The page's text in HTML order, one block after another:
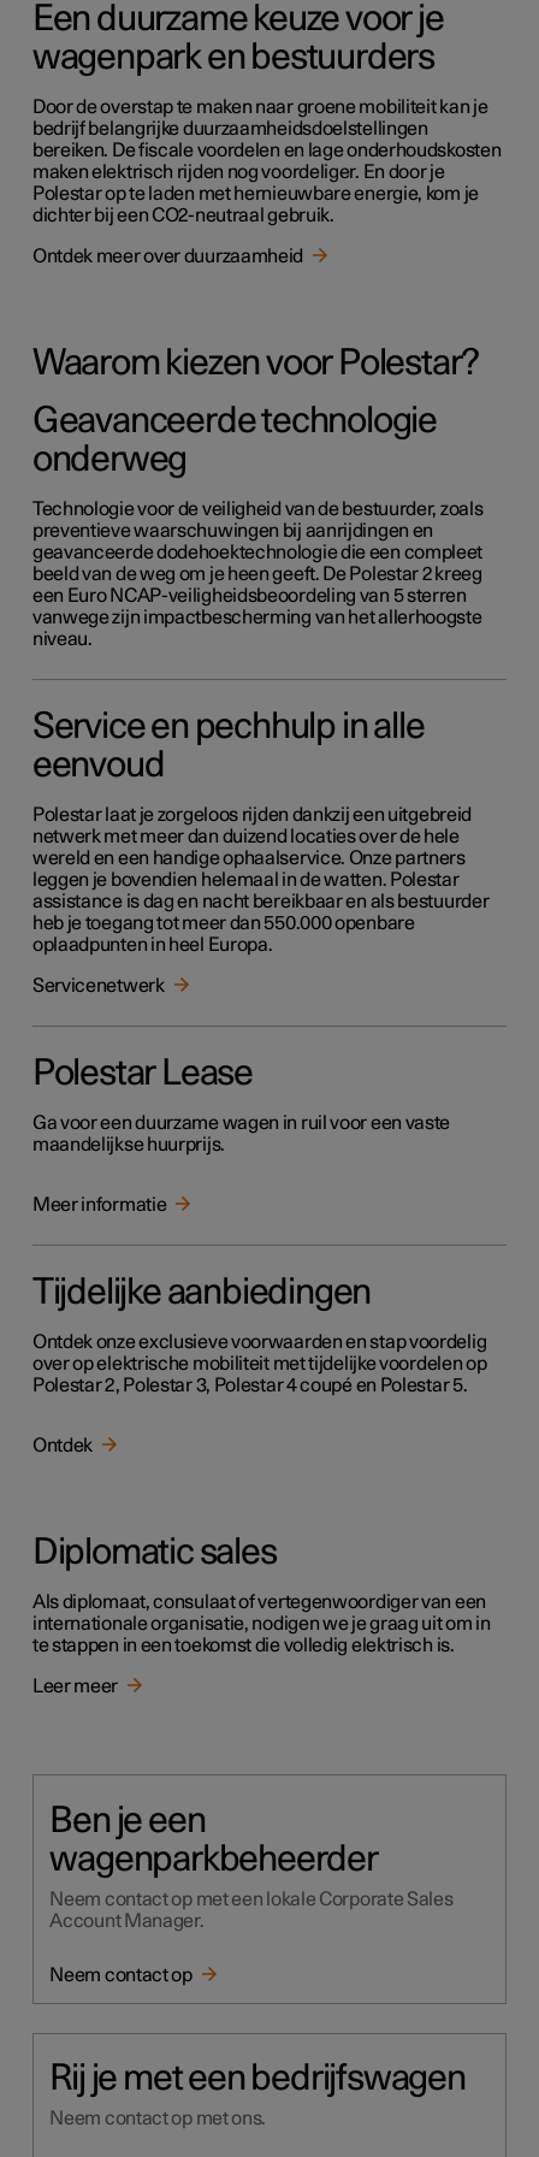
Een duurzame keuze voor je
wagenpark en bestuurders
Door de overstap te maken naar groene mobiliteit kan je
bedrijf belangrijke duurzaamheidsdoelstellingen
bereiken. De fiscale voordelen en lage onderhoudskosten
maken elektrisch rijden nog voordeliger. En door je
Polestar op te laden met hernieuwbare energie, kom je
dichter bij een CO2-neutraal gebruik.
Ontdek meer over duurzaamheid
Waarom kiezen voor Polestar?
Geavanceerde technologie
onderweg
Technologie voor de veiligheid van de bestuurder, zoals
preventieve waarschuwingen bij aanrijdingen en
geavanceerde dodehoektechnologie die een compleet
beeld van de weg om je heen geeft. De Polestar 2 kreeg
een Euro NCAP-veiligheidsbeoordeling van 5 sterren
vanwege zijn impactbescherming van het allerhoogste
niveau.
Service en pechhulp in alle
eenvoud
Polestar laat je zorgeloos rijden dankzij een uitgebreid
netwerk met meer dan duizend locaties over de hele
wereld en een handige ophaalservice. Onze partners
leggen je bovendien helemaal in de watten. Polestar
assistance is dag en nacht bereikbaar en als bestuurder
heb je toegang tot meer dan 550.000 openbare
oplaadpunten in heel Europa.
Servicenetwerk
Polestar Lease
Ga voor een duurzame wagen in ruil voor een vaste
maandelijkse huurprijs.
Meer informatie
Tijdelijke aanbiedingen
Ontdek onze exclusieve voorwaarden en stap voordelig
over op elektrische mobiliteit met tijdelijke voordelen op
Polestar 2, Polestar 3, Polestar 4 coupé en Polestar 5.
Ontdek
Diplomatic sales
Als diplomaat, consulaat of vertegenwoordiger van een
internationale organisatie, nodigen we je graag uit om in
te stappen in een toekomst die volledig elektrisch is.
Leer meer
Ben je een
wagenparkbeheerder
Neem contact op met een lokale Corporate Sales
Account Manager.
Neem contact op
Rij je met een bedrijfswagen
Neem contact op met ons.